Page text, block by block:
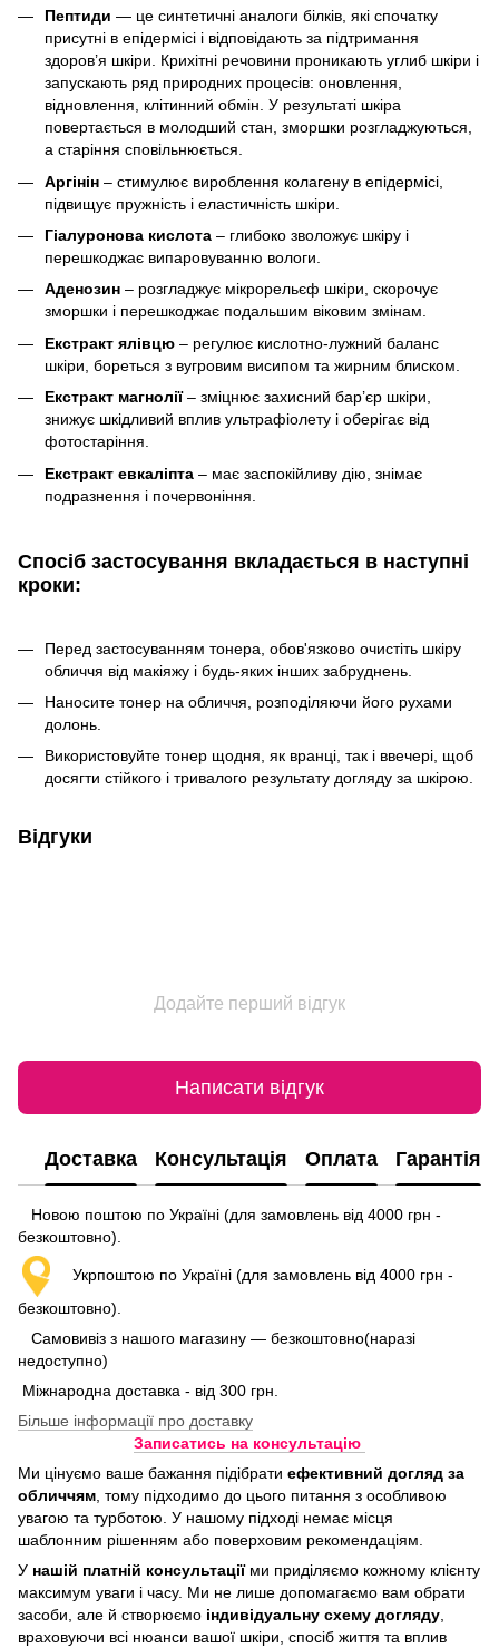
Пептиди — це синтетичні аналоги білків, які спочатку
присутні в епідермісі і відповідають за підтримання
здоров’я шкіри. Крихітні речовини проникають углиб шкіри і
запускають ряд природних процесів: оновлення,
відновлення, клітинний обмін. У результаті шкіра
повертається в молодший стан, зморшки розгладжуються,
а старіння сповільнюється.
Аргінін – стимулює вироблення колагену в епідермісі,
підвищує пружність і еластичність шкіри.
Гіалуронова кислота – глибоко зволожує шкіру і
перешкоджає випаровуванню вологи.
Аденозин – розгладжує мікрорельєф шкіри, скорочує
зморшки і перешкоджає подальшим віковим змінам.
Екстракт ялівцю – регулює кислотно-лужний баланс
шкіри, бореться з вугровим висипом та жирним блиском.
Екстракт магнолії– зміцнює захисний бар’єр шкіри,
знижує шкідливий вплив ультрафіолету і оберігає від
фотостаріння.
Екстракт евкаліпта – має заспокійливу дію, знімає
подразнення і почервоніння.
Спосіб застосування вкладається в наступні
кроки:
Перед застосуванням тонера, обов'язково очистіть шкіру
обличчя від макіяжу і будь-яких інших забруднень.
Наносите тонер на обличчя, розподіляючи його рухами
долонь.
Використовуйте тонер щодня, як вранці, так і ввечері, щоб
досягти стійкого і тривалого результату догляду за шкірою.
Відгуки
Додайте перший відгук
Написати відгук
Доставка Консультація Оплата Гарантія
Новою поштою по Україні (для замовлень від 4000 грн -
безкоштовно).
Укрпоштою по Україні (для замовлень від 4000 грн -
безкоштовно).
Самовивіз з нашого магазину — безкоштовно(наразі
недоступно)
Міжнародна доставка - від 300 грн.
Більше інформації про доставку
Записатись на консультацію
Ми цінуємо ваше бажання підібрати ефективний догляд за
обличчям , тому підходимо до цього питання з особливою
увагою та турботою. У нашому підході немає місця
шаблонним рішенням або поверховим рекомендаціям.
У нашій платній консультаціїми приділяємо кожному клієнту
максимум уваги і часу. Ми не лише допомагаємо вам обрати
засоби, але й створюємо індивідуальну схему догляду
враховуючи всі нюанси вашої шкіри, спосіб життя та вплив